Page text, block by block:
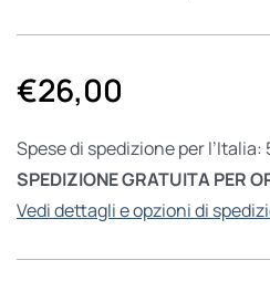
€26,00
Spese di spedizione per l’Italia:
SPEDIZIONE GRATUITA PER
Vedi dettagli e opzioni di